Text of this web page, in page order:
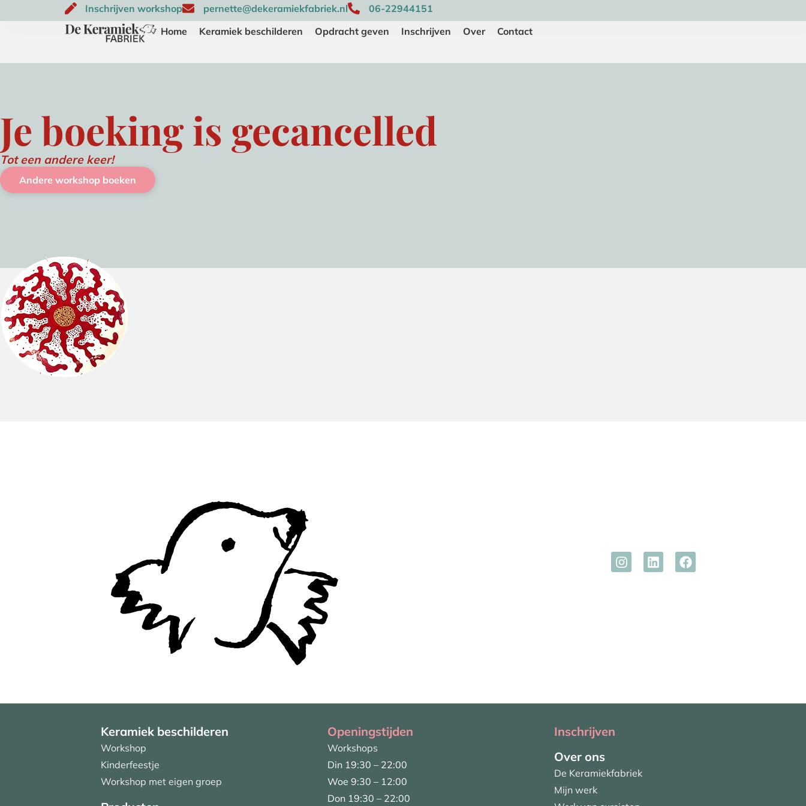
Inschrijven workshop pernette@dekeramiekfabriek.nl
06-22944151
Home
Keramiek beschilderen Opdracht geven Inschrijven Over Contact
Je boeking is gecancelled
Tot een andere keer!
Andere workshop boeken
Keramiek beschilderen
Workshop
Kinderfeestje
Workshop met eigen groep
Openingstijden
Workshops
Din 19:30 – 22:00
Woe 9:30 – 12:00
Don 19:30 – 22:00
Inschrijven
Over ons
De Keramiekfabriek
Mijn werk